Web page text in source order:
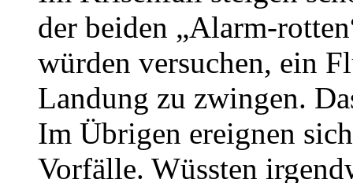
der beiden „Alarm-
würden versuchen, ein
Landung zu zwingen.
Im Übrigen ereignen
Vorfälle. Wüssten